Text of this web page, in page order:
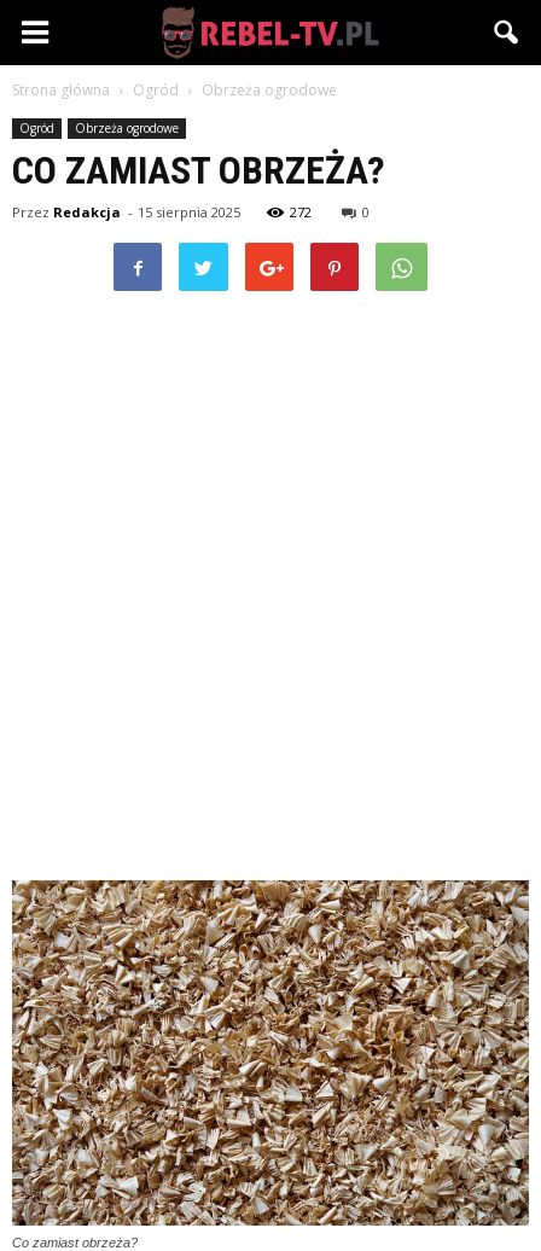
Rebel-
Strona główna Ogród Obrzeża ogrodowe
Ogród Obrzeża ogrodowe
CO ZAMIAST OBRZEŻA?
Przez Redakcja - 15 sierpnia 2025 272 0
Co zamiast obrzeża?